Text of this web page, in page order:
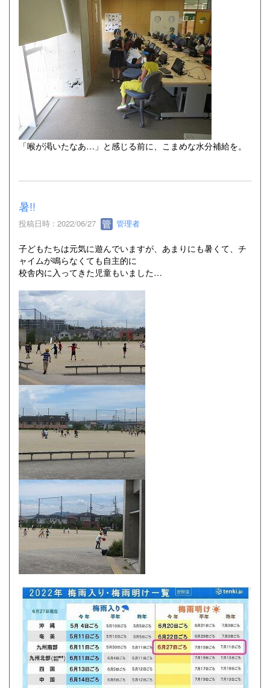
「喉が渇いたなあ…」と感じる前に、こまめな水分補給を。
暑!!
投稿日時 : 2022/06/27 管理者
子どもたちは元気に遊んでいますが、あまりにも暑くて、チ
ャイムが鳴らなくても自主的に
校舎内に入ってきた児童もいました…